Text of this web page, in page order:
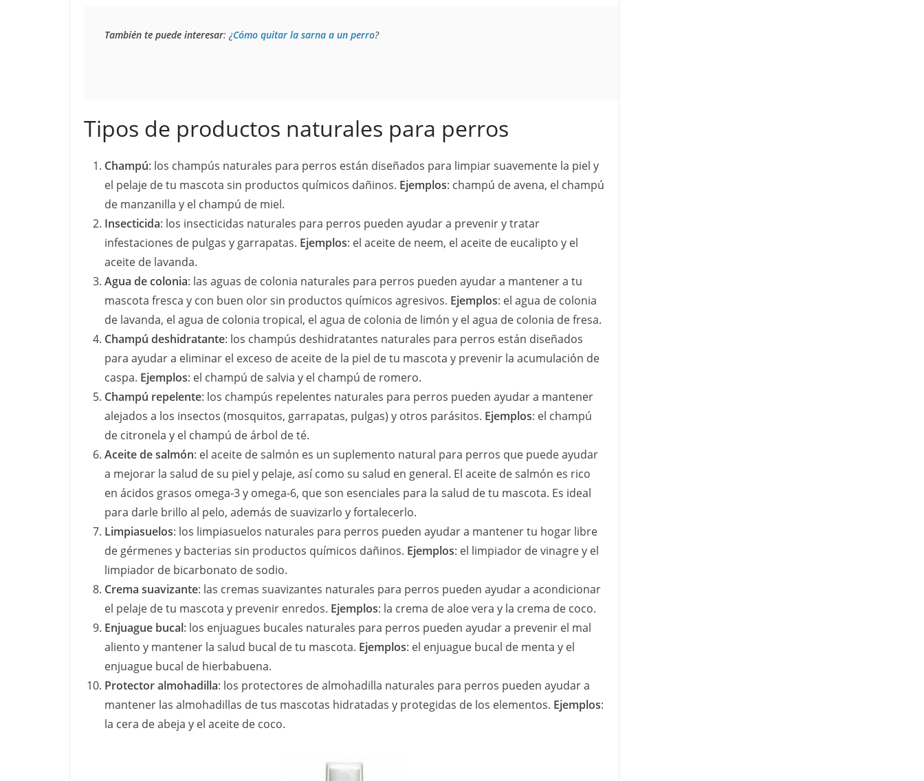
También te puede interesar: ¿Cómo quitar la sarna a un perro?
Tipos de productos naturales para perros
Champú: los champús naturales para perros están diseñados para limpiar suavemente la piel y
el pelaje de tu mascota sin productos químicos dañinos. Ejemplos: champú de avena, el champú
de manzanilla y el champú de miel.
Insecticida: los insecticidas naturales para perros pueden ayudar a prevenir y tratar
infestaciones de pulgas y garrapatas. Ejemplos: el aceite de neem, el aceite de eucalipto y el
aceite de lavanda.
Agua de colonia: las aguas de colonia naturales para perros pueden ayudar a mantener a tu
mascota fresca y con buen olor sin productos químicos agresivos. Ejemplos: el agua de colonia
de lavanda, el agua de colonia tropical, el agua de colonia de limón y el agua de colonia de fresa.
Champú deshidratante: los champús deshidratantes naturales para perros están diseñados
para ayudar a eliminar el exceso de aceite de la piel de tu mascota y prevenir la acumulación de
caspa. Ejemplos: el champú de salvia y el champú de romero.
Champú repelente: los champús repelentes naturales para perros pueden ayudar a mantener
alejados a los insectos (mosquitos, garrapatas, pulgas) y otros parásitos. Ejemplos: el champú
de citronela y el champú de árbol de té.
Aceite de salmón: el aceite de salmón es un suplemento natural para perros que puede ayudar
a mejorar la salud de su piel y pelaje, así como su salud en general. El aceite de salmón es rico
en ácidos grasos omega-3 y omega-6, que son esenciales para la salud de tu mascota. Es ideal
para darle brillo al pelo, además de suavizarlo y fortalecerlo.
Limpiasuelos: los limpiasuelos naturales para perros pueden ayudar a mantener tu hogar libre
de gérmenes y bacterias sin productos químicos dañinos. Ejemplos: el limpiador de vinagre y el
limpiador de bicarbonato de sodio.
Crema suavizante: las cremas suavizantes naturales para perros pueden ayudar a acondicionar
el pelaje de tu mascota y prevenir enredos. Ejemplos: la crema de aloe vera y la crema de coco.
Enjuague bucal: los enjuagues bucales naturales para perros pueden ayudar a prevenir el mal
aliento y mantener la salud bucal de tu mascota. Ejemplos: el enjuague bucal de menta y el
enjuague bucal de hierbabuena.
Protector almohadilla: los protectores de almohadilla naturales para perros pueden ayudar a
mantener las almohadillas de tus mascotas hidratadas y protegidas de los elementos. Ejemplos:
la cera de abeja y el aceite de coco.